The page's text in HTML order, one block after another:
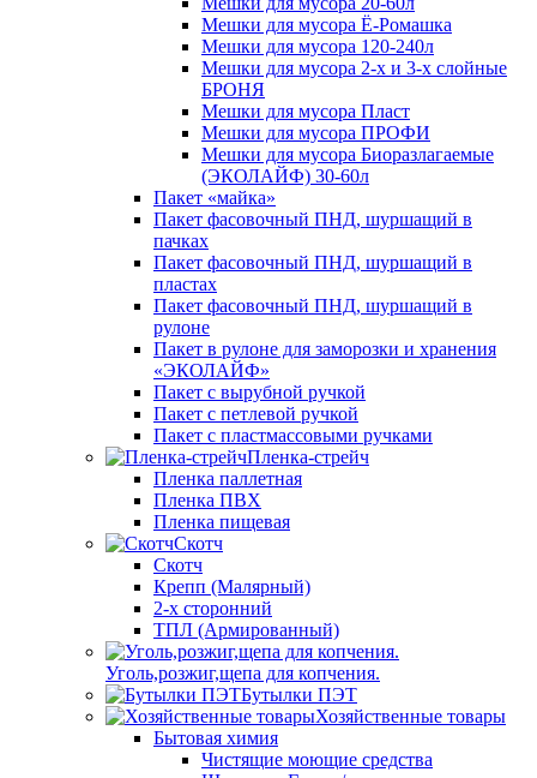
Мешки для мусора Ё-Ромашка
Мешки для мусора 120-240л
Мешки для мусора 2-х и 3-х слойные
БРОНЯ
Мешки для мусора Пласт
Мешки для мусора ПРОФИ
Мешки для мусора Биоразлагаемые
(ЭКОЛАЙФ) 30-60л
Пакет «майка»
Пакет фасовочный ПНД, шуршащий в
пачках
Пакет фасовочный ПНД, шуршащий в
пластах
Пакет фасовочный ПНД, шуршащий в
рулоне
Пакет в рулоне для заморозки и хранения
«ЭКОЛАЙФ»
Пакет с вырубной ручкой
Пакет с петлевой ручкой
Пакет с пластмассовыми ручками
Пленка-стрейч
Пленка паллетная
Пленка ПВХ
Пленка пищевая
Скотч
Скотч
Крепп (Малярный)
2-х сторонний
ТПЛ (Армированный)
Уголь,розжиг,щепа для копчения.
Бутылки ПЭТ
Хозяйственные товары
Бытовая химия
Чистящие моющие средства